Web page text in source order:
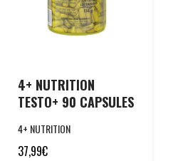
4+ NUTRITION
TESTO+ 90 CAPSULES
4+ NUTRITION
37,99€